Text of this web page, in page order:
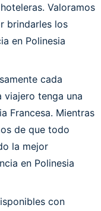
Valoramos
brindarles los
en Polinesia
cada
viajero tenga una
Francesa. Mientras
de que todo
la mejor
en Polinesia
con